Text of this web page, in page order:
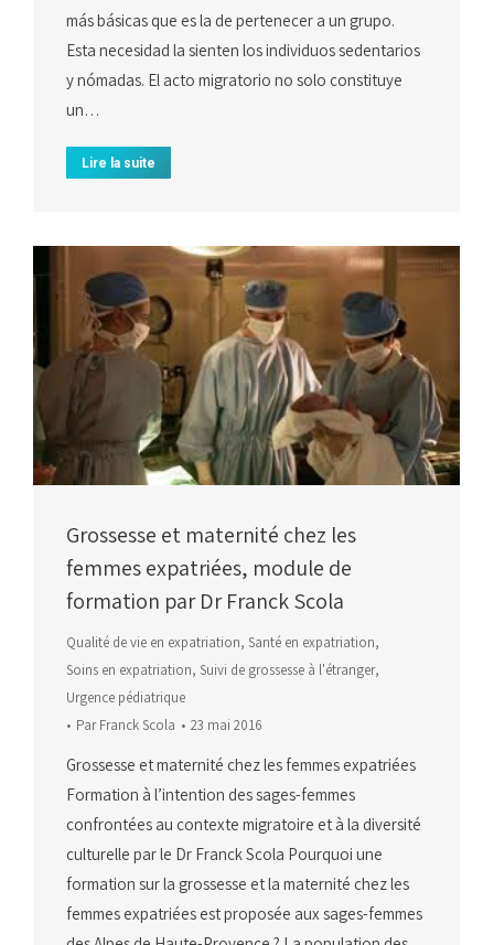
más básicas que es la de pertenecer a un grupo.
Esta necesidad la sienten los individuos sedentarios
y nómadas. El acto migratorio no solo constituye
un…
Lire la suite
Grossesse et maternité chez les
femmes expatriées, module de
formation par Dr Franck Scola
Qualité de vie en expatriation, Santé en expatriation,
Soins en expatriation, Suivi de grossesse à l'étranger,
Urgence pédiatrique
ParFranck Scola 23 mai 2016
Grossesse et maternité chez les femmes expatriées
Formation à l’intention des sages-femmes
confrontées au contexte migratoire et à la diversité
culturelle par le Dr Franck Scola Pourquoi une
formation sur la grossesse et la maternité chez les
femmes expatriées est proposée aux sages-femmes